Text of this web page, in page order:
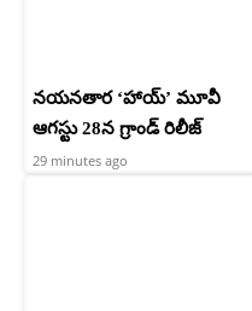
నయనతార ‘హాయ్’ మూవీ
ఆగస్టు 28న గ్రాండ్ రిలీజ్
29 minutes ago